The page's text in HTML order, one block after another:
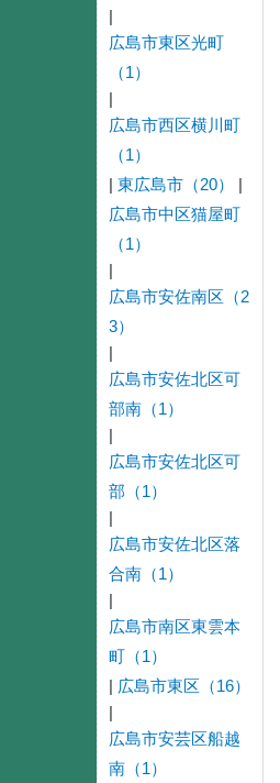
|
広島市東区光町
（1）
|
広島市西区横川町
（1）
|
東広島市（20）
|
広島市中区猫屋町
（1）
|
広島市安佐南区（2
3）
|
広島市安佐北区可
部南（1）
|
広島市安佐北区可
部（1）
|
広島市安佐北区落
合南（1）
|
広島市南区東雲本
町（1）
|
広島市東区（16）
|
広島市安芸区船越
南（1）